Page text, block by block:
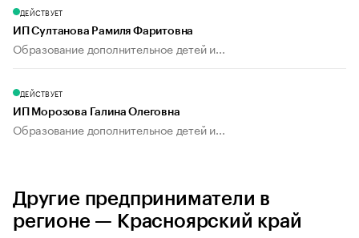
ДЕЙСТВУЕТ
ИП Султанова Рамиля Фаритовна
Образование дополнительное детей и...
ДЕЙСТВУЕТ
ИП Морозова Галина Олеговна
Образование дополнительное детей и...
Другие предприниматели в
регионе — Красноярский край